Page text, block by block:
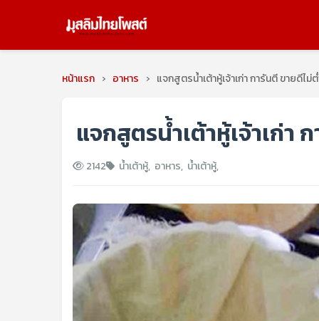
หน้าแรก › อาหาร › แจกสูตรน้ำเต้าหู้เจ้าเก่า การันตี ขายดีไ
แจกสูตรน้ำเต้าหู้เจ้าเก่า
2142 น้ำเต้าหู้, อาหาร, น้ำเต้าหู้,